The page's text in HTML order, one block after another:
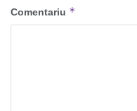
Comentariu *